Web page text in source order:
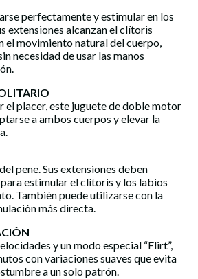
perfectamente y estimular en los
extensiones alcanzan el clítoris
el movimiento natural del cuerpo,
necesidad de usar las manos
el placer, este juguete de doble motor
a ambos cuerpos y elevar la
pene. Sus extensiones deben
estimular el clítoris y los labios
También puede utilizarse con la
más directa.
y un modo especial “Flirt”,
con variaciones suaves que evita
a un solo patrón.